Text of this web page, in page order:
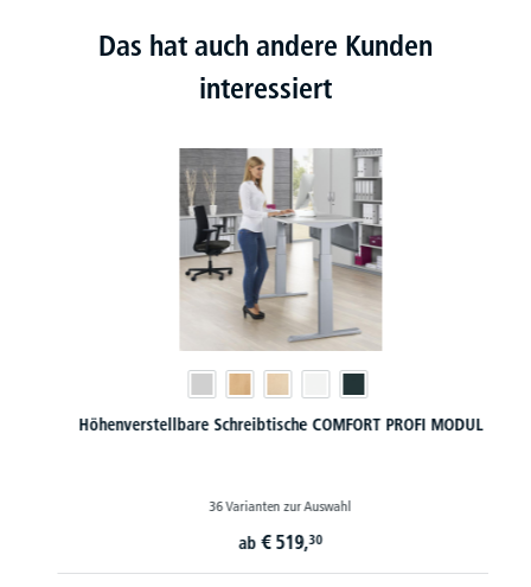
Das hat auch andere Kunden
interessiert
Höhenverstellbare Schreibtische COMFORT PROFI MODUL
36 Varianten zur Auswahl
ab€ 519,30